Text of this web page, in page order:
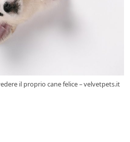
il proprio cane felice – velvetpets.it